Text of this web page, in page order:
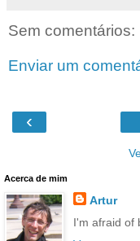
Sem comentários:
Enviar um
‹
Acerca de mim
Artur
I'm afraid of